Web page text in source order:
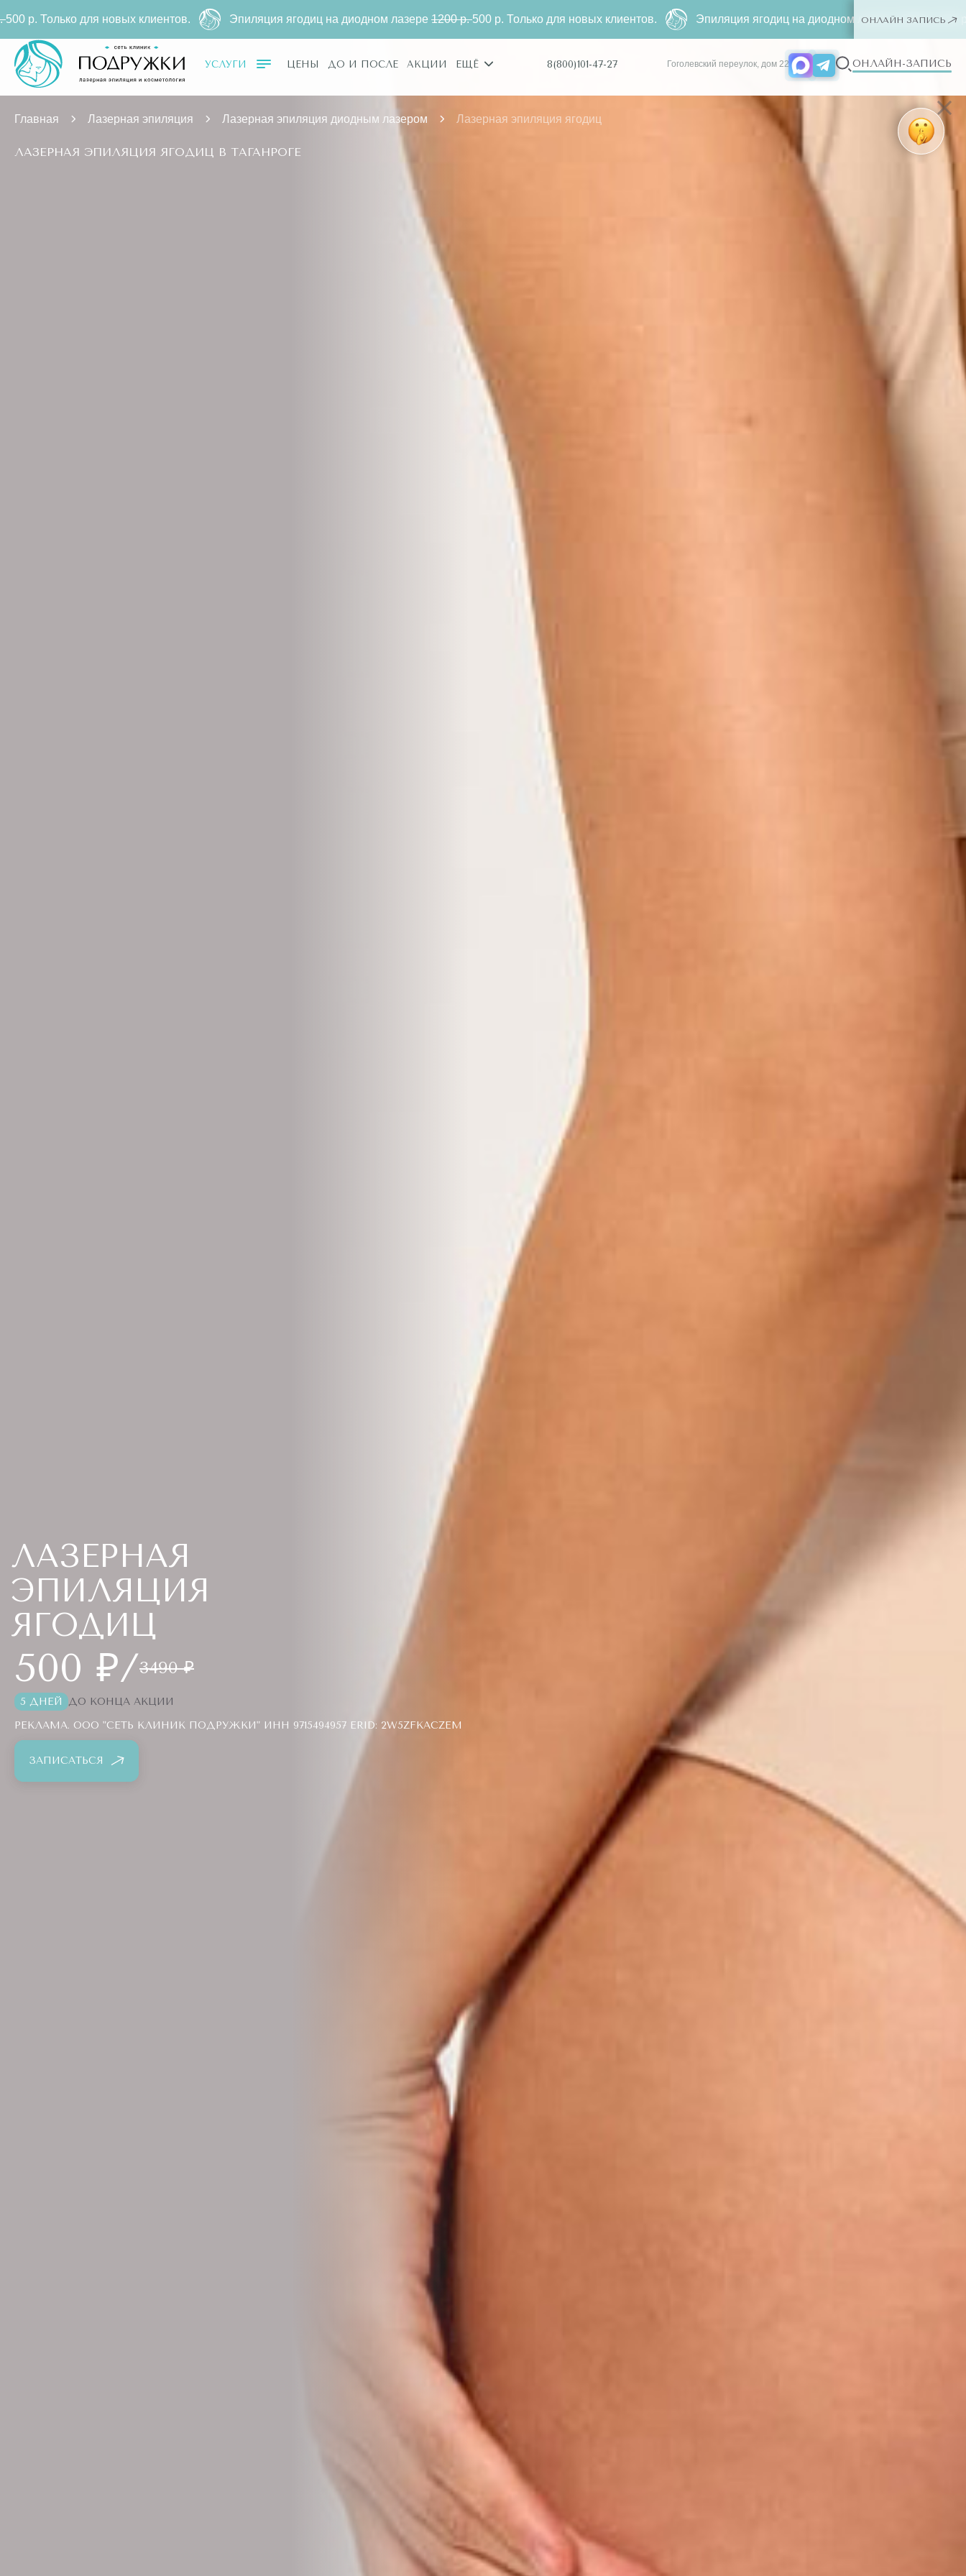
УСЛУГИ ЦЕНЫ ДО И ПОСЛЕ АКЦИИ ЕЩЁ 8(800)101-47-27 Гоголевский переулок, дом 22 ОНЛАЙН-ЗАПИСЬ
Главная Лазерная эпиляция Лазерная эпиляция диодным лазером Лазерная эпиляция ягодиц
ЛАЗЕРНАЯ ЭПИЛЯЦИЯ ЯГОДИЦ В ТАГАНРОГЕ
ЛАЗЕРНАЯ
ЭПИЛЯЦИЯ
ЯГОДИЦ
500 ₽/3490 ₽
5 ДНЕЙ
ДО КОНЦА АКЦИИ
РЕКЛАМА. ООО "СЕТЬ КЛИНИК ПОДРУЖКИ" ИНН 9715494957 ERID: 2W5ZFKACZEM
ЗАПИСАТЬСЯ
клиентов. Эпиляция ягодиц на диодном лазере 1200 р.500 р. Только для новых клиентов. Эпиляция ягодиц на диодном лазере 1200 р.500 р. Только для новых
ОНЛАЙН ЗАПИСЬ